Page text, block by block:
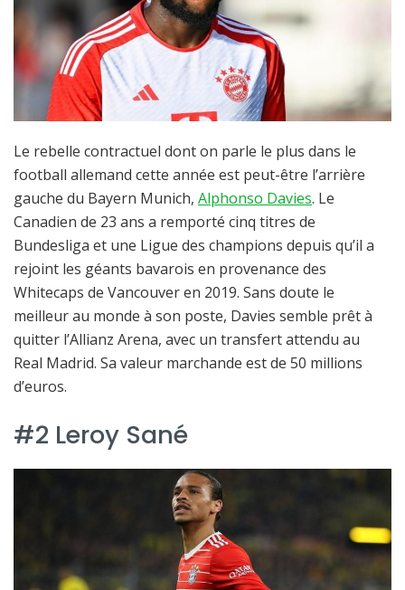
Le rebelle contractuel dont on parle le plus dans le
football allemand cette année est peut-être l’arrière
gauche du Bayern Munich, Alphonso Davies. Le
Canadien de 23 ans a remporté cinq titres de
Bundesliga et une Ligue des champions depuis qu’il a
rejoint les géants bavarois en provenance des
Whitecaps de Vancouver en 2019. Sans doute le
meilleur au monde à son poste, Davies semble prêt à
quitter l’Allianz Arena, avec un transfert attendu au
Real Madrid. Sa valeur marchande est de 50 millions
d’euros.
#2 Leroy Sané